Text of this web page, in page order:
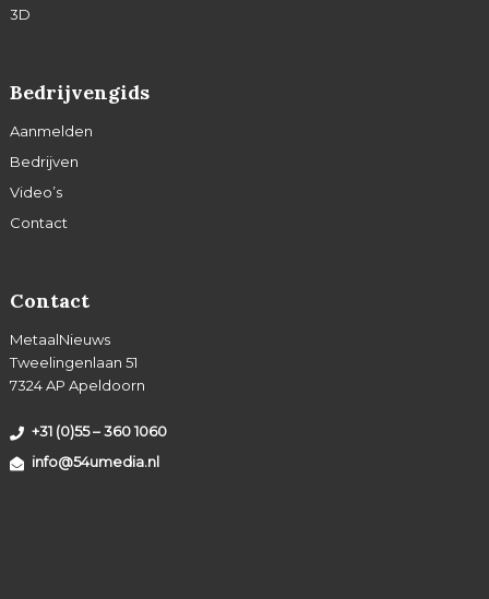
3D
Bedrijvengids
Aanmelden
Bedrijven
Video’s
Contact
Contact
MetaalNieuws
Tweelingenlaan 51
7324 AP Apeldoorn
+31 (0)55 – 360 1060
info@54umedia.nl